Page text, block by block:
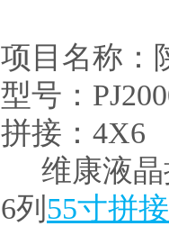
项目名称：
型号：
拼接：4X6
维康液晶
6列 55寸拼